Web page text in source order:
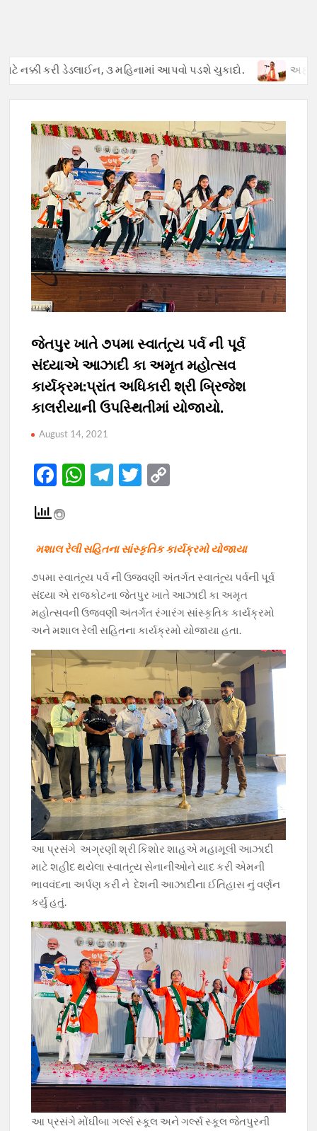
કરી ડેડલાઈન, ૩ મહિનામાં આપવો પડશે ચુકાદો. અફવાઓથી
જેતપુર ખાતે ૭૫મા સ્વાતંત્ર્ય પર્વ ની પૂર્વ
સંધ્યાએ આઝાદી કા અમૃત મહોત્સવ
કાર્યક્રમ:પ્રાંત અધિકારી શ્રી બ્રિજેશ
કાલરીયાની ઉપસ્થિતીમાં યોજાયો.
August 14, 2021
F
e
b
o
k
W
s
p
p
T
gr
a
m
T
er y
Li
n
k
મશાલ રેલી સહિતના સાંસ્કૃતિક કાર્યક્રમો યોજાયા
૭૫મા સ્વાતંત્ર્ય પર્વ ની ઉજવણી અંતર્ગત સ્વાતંત્ર્ય પર્વની પૂર્વ
સંધ્યા એ રાજકોટના જેતપુર ખાતે આઝાદી કા અમૃત
મહોત્સવની ઉજવણી અંતર્ગત રંગારંગ સાંસ્કૃતિક કાર્યક્રમો
અને મશાલ રેલી સહિતના કાર્યક્રમો યોજાયા હતા.
આ પ્રસંગે અગ્રણી શ્રી કિશોર શાહએ મહામૂલી આઝાદી
માટે શહીદ થયેલા સ્વાતંત્ર્ય સેનાનીઓને યાદ કરી એમની
ભાવવંદના અર્પણ કરી ને દેશની આઝાદીના ઈતિહાસ નું વર્ણન
કર્યું હતું.
આ પ્રસંગે મોંઘીબા ગર્લ્સ સ્કૂલ અને ગર્લ્સ સ્કૂલ જેતપુરની